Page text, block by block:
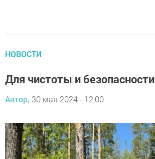
НОВОСТИ
Для чистоты и безопасности
Автор, 30 мая 2024 - 12:00